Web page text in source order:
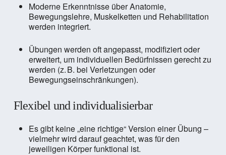
Moderne Erkenntnisse über Anatomie,
Bewegungslehre, Muskelketten und Rehabilitation
werden integriert.
Übungen werden oft angepasst, modifiziert oder
erweitert, um individuellen Bedürfnissen gerecht zu
werden (z. B. bei Verletzungen oder
Bewegungseinschränkungen).
Flexibel und individualisierbar
Es gibt keine „eine richtige“ Version einer Übung –
vielmehr wird darauf geachtet, was für den
jeweiligen Körper funktional ist.